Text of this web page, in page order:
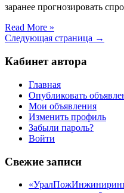
заранее прогнозировать
Read More »
Следующая страница →
Кабинет автора
Главная
Опубликовать
Мои объявления
Изменить профиль
Забыли пароль?
Войти
Свежие записи